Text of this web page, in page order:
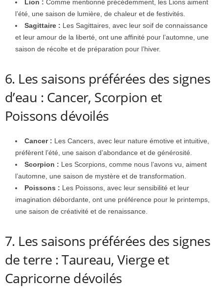
Lion : Comme mentionné précédemment, les Lions aiment
l’été, une saison de lumière, de chaleur et de festivités.
Sagittaire : Les Sagittaires, avec leur soif de connaissance
et leur amour de la liberté, ont une affinité pour l’automne, une
saison de récolte et de préparation pour l’hiver.
6. Les saisons préférées des signes
d’eau : Cancer, Scorpion et
Poissons dévoilés
Cancer : Les Cancers, avec leur nature émotive et intuitive,
préfèrent l’été, une saison d’abondance et de générosité.
Scorpion : Les Scorpions, comme nous l’avons vu, aiment
l’automne, une saison de mystère et de transformation.
Poissons : Les Poissons, avec leur sensibilité et leur
imagination débordante, ont une préférence pour le printemps,
une saison de créativité et de renaissance.
7. Les saisons préférées des signes
de terre : Taureau, Vierge et
Capricorne dévoilés